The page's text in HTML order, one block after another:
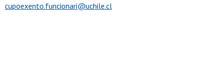
cupoexento.funcionari@uchile.cl